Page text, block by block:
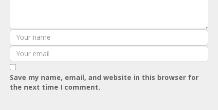
Save my name, email, and website in this browser for
the next time I comment.